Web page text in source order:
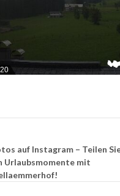
auf Instagram – Teilen
Urlaubsmomente mit